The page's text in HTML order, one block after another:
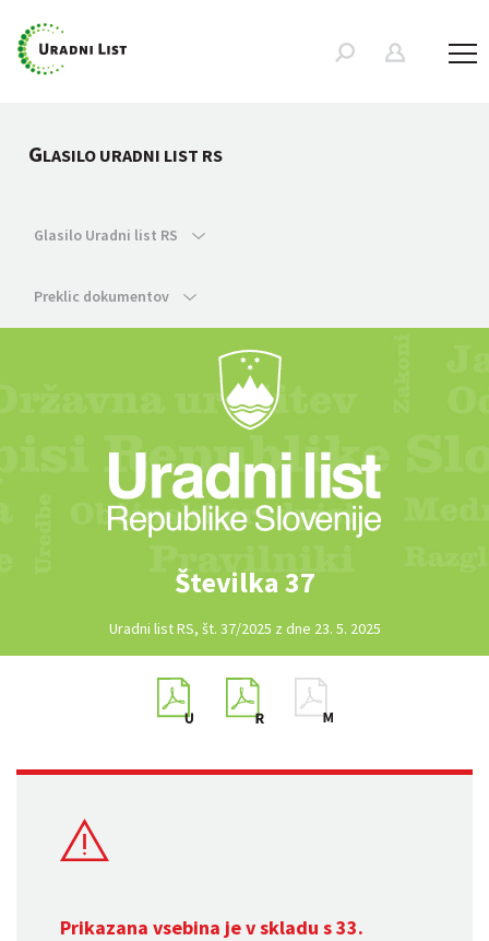
GLASILO URADNI LIST RS
Glasilo Uradni list RS
Preklic dokumentov
Številka 37
Uradni list RS, št. 37/2025 z dne 23. 5. 2025
Prikazana vsebina je v skladu s 33.